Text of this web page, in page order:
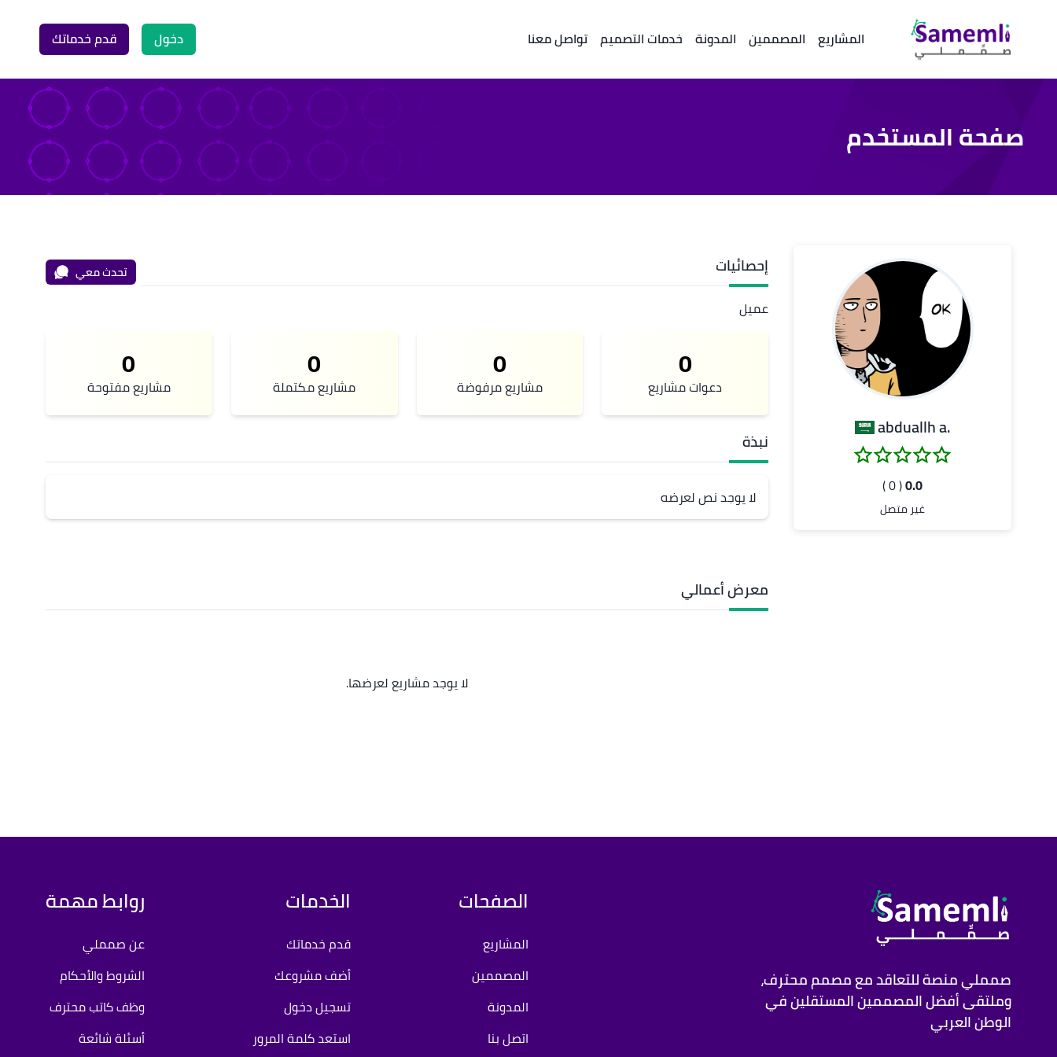
المشاريع المصممين المدونة خدمات التصميم تواصل معنا دخول قدم خدماتك
صفحة المستخدم
.abduallh a
0.0
( 0 )
غير متصل
إحصائيات تحدث معي
عميل
0
دعوات مشاريع
0
مشاريع مرفوضة
0
مشاريع مكتملة
0
مشاريع مفتوحة
نبذة
لا يوجد نص لعرضه
معرض أعمالي
لا يوجد مشاريع لعرضها.
صمملي منصة للتعاقد مع مصمم محترف،
وملتقى أفضل المصممين المستقلين في
الوطن العربي
الصفحات
المشاريع
المصممين
المدونة
اتصل بنا
الخدمات
قدم خدماتك
أضف مشروعك
تسجيل دخول
استعد كلمة المرور
روابط مهمة
عن صمملي
الشروط والأحكام
وظف كاتب محترف
أسئلة شائعة